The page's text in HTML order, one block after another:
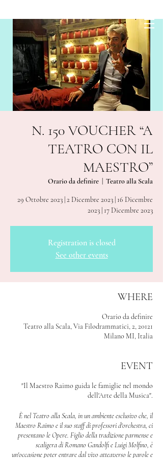
N. 150 VOUCHER “A
TEATRO CON IL
MAESTRO”
Orario da definire Teatro alla Scala
29 Ottobre 2023 | 2 Dicembre 2023 | 16 Dicembre
2023 | 17 Dicembre 2023
Registration is closed
See other events
WHERE
Orario da definire
Teatro alla Scala, Via Filodrammatici, 2, 20121
Milano MI, Italia
EVENT
"Il Maestro Raimo guida le famiglie nel mondo
dell'Arte della Musica".
È nel Teatro alla Scala, in un ambiente esclusivo che, il
Maestro Raimo e il suo staff di professori d'orchestra, ci
presentano le Opere. Figlio della tradizione parmense e
scaligera di Romano Gandolfi e Luigi Molfino, è
un'occasione poter entrare dal vivo atteaverso le parole e